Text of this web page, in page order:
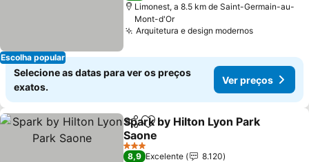
Escolha popular
Limonest, a 8.5 km de Saint-Germain-au-
Mont-d'Or
Arquitetura e design modernos
Selecione as datas para ver os preços
exatos.
Ver preços
PartilharAdicionar aos favoritos
Spark by Hilton Lyon Park
Saone
3 Estrelas
8,9 Excelente
8.120